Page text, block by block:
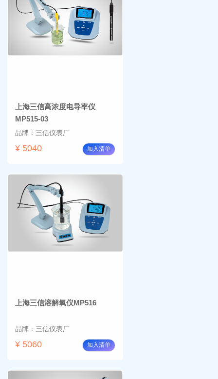
上海三信高浓度电导率仪
MP515-03
品牌：三信仪表厂
¥ 5040 加入清单
上海三信溶解氧仪MP516
品牌：三信仪表厂
¥ 5060 加入清单